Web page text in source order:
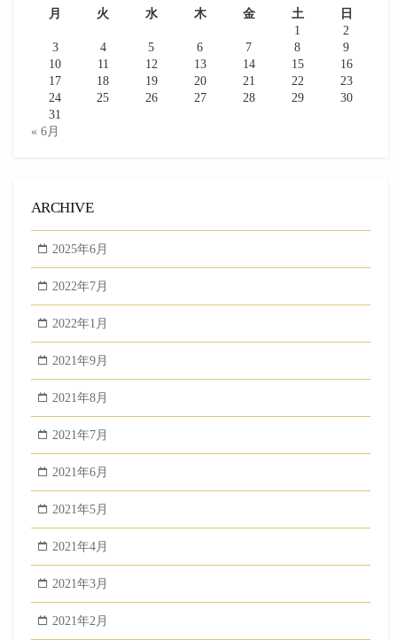
月
火 水 木 金 土
日
1
2
3
4 5 6 7 8
9
10
11 12 13 14 15
16
17
18 19 20 21 22
23
24
25 26 27 28 29
30
31
« 6月
ARCHIVE
2025年6月
2022年7月
2022年1月
2021年9月
2021年8月
2021年7月
2021年6月
2021年5月
2021年4月
2021年3月
2021年2月